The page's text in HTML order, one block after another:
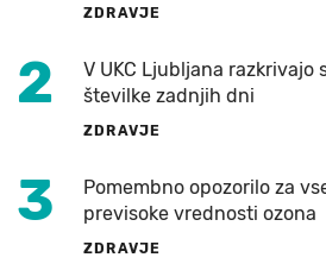
ZDRAVJE
2
V UKC Ljubljana razkrivajo
številke zadnjih dni
ZDRAVJE
3
Pomembno opozorilo za
previsoke vrednosti ozona
ZDRAVJE